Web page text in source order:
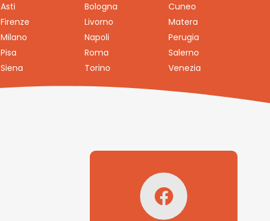
Asti Bologna
Cuneo
Firenze
Livorno
Matera
Milano
Napoli
Perugia
Pisa
Roma
Salerno
Siena
Torino Venezia
Seguici su
Facebook!